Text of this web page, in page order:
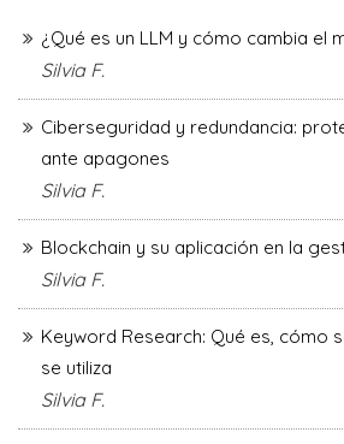
¿Qué es un LLM y cómo cambia el
Silvia F.
Ciberseguridad y redundancia:
ante apagones
Silvia F.
Blockchain y su aplicación en la
Silvia F.
Keyword Research: Qué es, cómo
se utiliza
Silvia F.